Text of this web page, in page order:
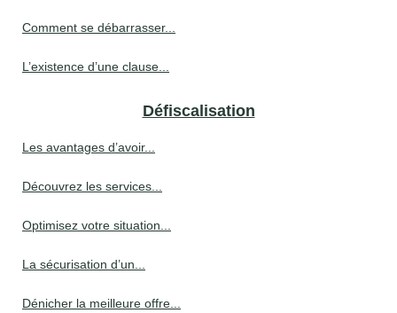
Comment se débarrasser...
L’existence d’une clause...
Défiscalisation
Les avantages d’avoir...
Découvrez les services...
Optimisez votre situation...
La sécurisation d’un...
Dénicher la meilleure offre...